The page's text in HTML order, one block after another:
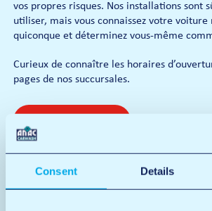
Consent Details
vos propres risques. Nos installations sont
utiliser, mais vous connaissez votre voiture
quiconque et déterminez vous-même
Curieux de connaître les horaires
pages de nos succursales.